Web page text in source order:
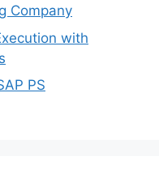
Company
with
PS